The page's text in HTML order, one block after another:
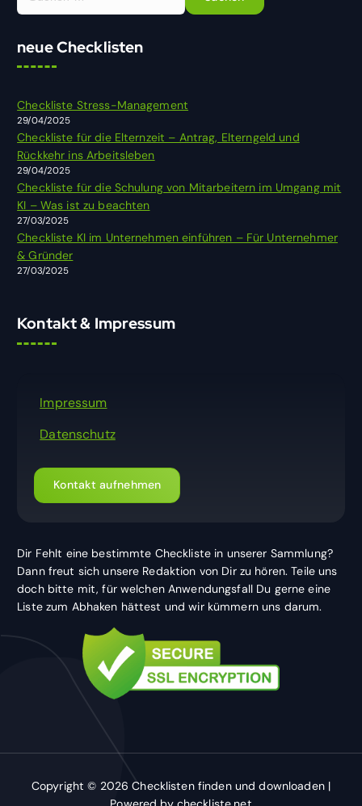
a
h
:
neue Checklisten
Checkliste Stress-Management
29/04/2025
Checkliste für die Elternzeit – Antrag, Elterngeld und
Rückkehr ins Arbeitsleben
29/04/2025
Checkliste für die Schulung von Mitarbeitern im Umgang mit
KI – Was ist zu beachten
27/03/2025
Checkliste KI im Unternehmen einführen – Für Unternehmer
& Gründer
27/03/2025
Kontakt & Impressum
Impressum
Datenschutz
Kontakt aufnehmen
Dir Fehlt eine bestimmte Checkliste in unserer Sammlung?
Dann freut sich unsere Redaktion von Dir zu hören. Teile uns
doch bitte mit, für welchen Anwendungsfall Du gerne eine
Liste zum Abhaken hättest und wir kümmern uns darum.
Copyright © 2026 Checklisten finden und downloaden |